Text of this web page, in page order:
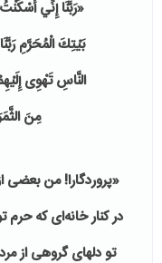
«رَبَّنَا إِنِّي
بَيْتِكَ الْمُحَرَّمِ
النَّاسِ تَهْوِی
مِنَ
«پروردگارا! من بعضی
در کنار خانه‌ای که حرم
تو دل­های گروهی از